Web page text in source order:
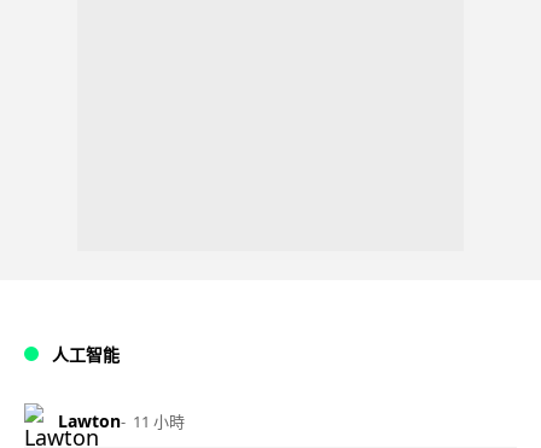
人工智能
Lawton 11 小時